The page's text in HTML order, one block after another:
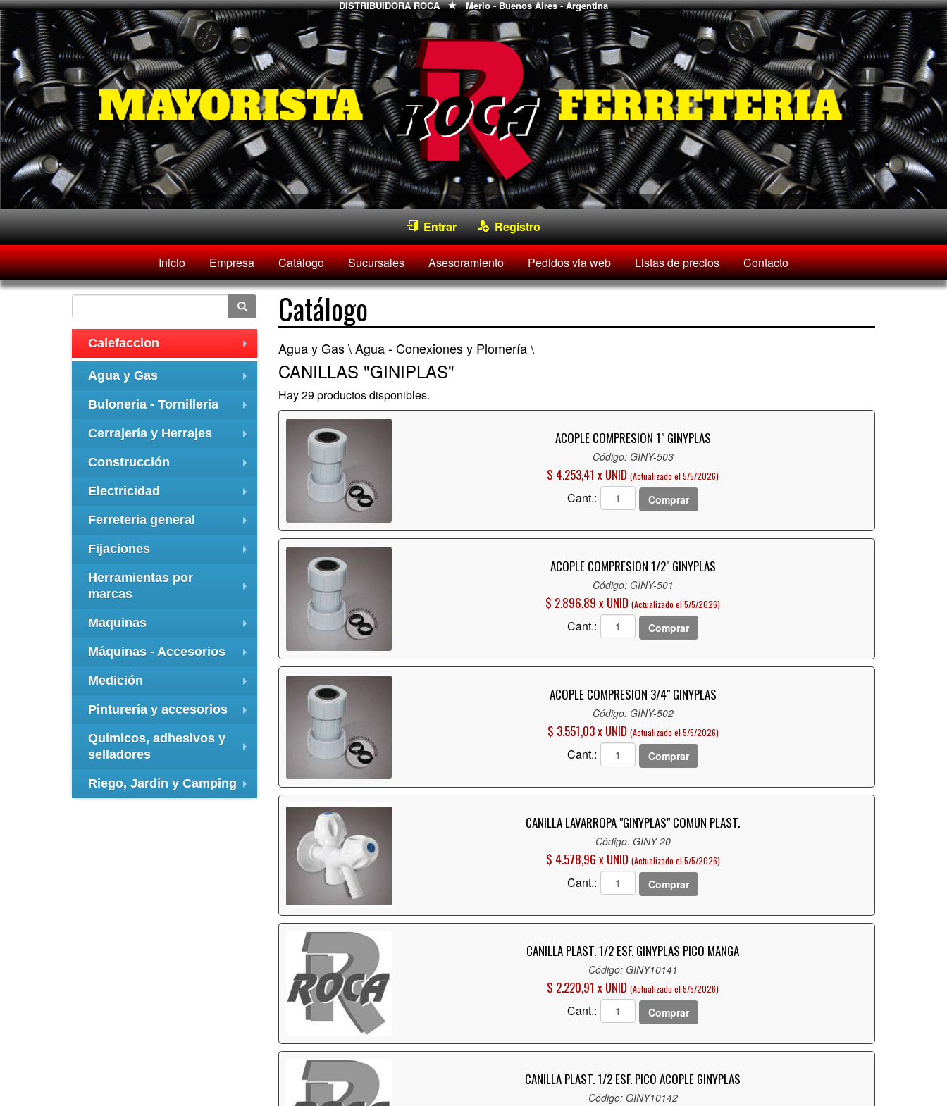
DISTRIBUIDORA ROCA Merlo - Buenos Aires - Argentina
Entrar Registro
Inicio Empresa Catálogo Sucursales Asesoramiento Pedidos via web Listas de precios Contacto
+
Calefaccion
Agua y Gas
Buloneria - Tornilleria
Cerrajería y Herrajes
Construcción
Electricidad
Ferreteria general
Fijaciones
Herramientas por
marcas
Maquinas
Máquinas - Accesorios
Medición
Pinturería y accesorios
Químicos, adhesivos y
selladores
+
Riego, Jardín y Camping
Catálogo
Agua y Gas \Agua - Conexiones y Plomería \
CANILLAS "GINIPLAS"
Hay 29 productos disponibles.
ACOPLE COMPRESION 1" GINYPLAS
Código: GINY-503
$ 4.253,41 x UNID (Actualizado el 5/5/2026)
Cant.: Comprar
ACOPLE COMPRESION 1/2" GINYPLAS
Código: GINY-501
$ 2.896,89 x UNID (Actualizado el 5/5/2026)
Cant.: Comprar
ACOPLE COMPRESION 3/4" GINYPLAS
Código: GINY-502
$ 3.551,03 x UNID (Actualizado el 5/5/2026)
Cant.: Comprar
CANILLA LAVARROPA "GINYPLAS" COMUN PLAST.
Código: GINY-20
$ 4.578,96 x UNID (Actualizado el 5/5/2026)
Cant.: Comprar
CANILLA PLAST. 1/2 ESF. GINYPLAS PICO MANGA
Código: GINY10141
$ 2.220,91 x UNID (Actualizado el 5/5/2026)
Cant.: Comprar
CANILLA PLAST. 1/2 ESF. PICO ACOPLE GINYPLAS
Código: GINY10142